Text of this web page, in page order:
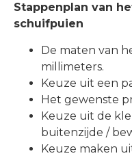
Stappenplan van
schuifpuien
De maten van
millimeters.
Keuze uit een
Het gewenste
Keuze uit de
buitenzijde /
Keuze maken